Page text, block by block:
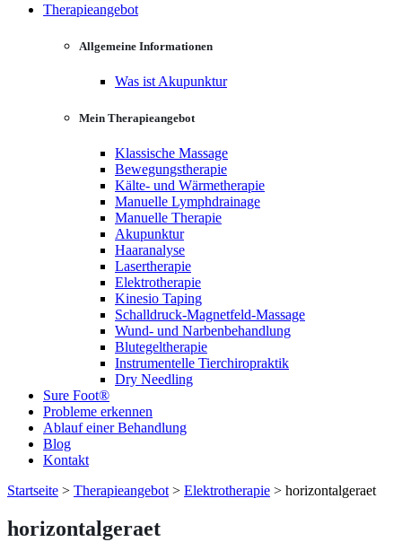
Therapieangebot
Allgemeine Informationen
Was ist Akupunktur
Mein Therapieangebot
Klassische Massage
Bewegungstherapie
Kälte- und Wärmetherapie
Manuelle Lymphdrainage
Manuelle Therapie
Akupunktur
Haaranalyse
Lasertherapie
Elektrotherapie
Kinesio Taping
Schalldruck-Magnetfeld-Massage
Wund- und Narbenbehandlung
Blutegeltherapie
Instrumentelle Tierchiropraktik
Dry Needling
Sure Foot®
Probleme erkennen
Ablauf einer Behandlung
Blog
Kontakt
Startseite > Therapieangebot > Elektrotherapie > horizontalgeraet
horizontalgeraet